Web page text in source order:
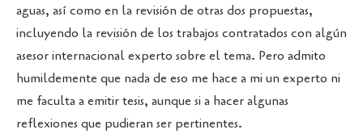
aguas, así como en la revisión de otras dos propuestas,
incluyendo la revisión de los trabajos contratados con algún
asesor internacional experto sobre el tema. Pero admito
humildemente que nada de eso me hace a mi un experto ni
me faculta a emitir tesis, aunque si a hacer algunas
reflexiones que pudieran ser pertinentes.